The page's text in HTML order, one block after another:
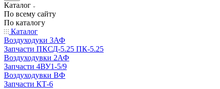
Каталог
По всему сайту
По каталогу
Каталог
Воздуходуки 3АФ
Запчасти ПКСД-5.25 ПК-5.25
Воздуходувки 2АФ
Запчасти 4ВУ1-5/9
Воздуходувки ВФ
Запчасти КТ-6